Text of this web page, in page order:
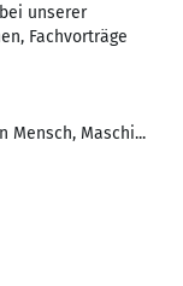
unserer
Fachvorträge
Mensch, Maschi...